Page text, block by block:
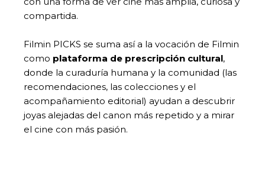
compartida.
Filmin PICKS se suma así a la vocación de Filmin
como plataforma de prescripción cultural,
donde la curaduría humana y la comunidad (las
recomendaciones, las colecciones y el
acompañamiento editorial) ayudan a descubrir
joyas alejadas del canon más repetido y a mirar
el cine con más pasión.